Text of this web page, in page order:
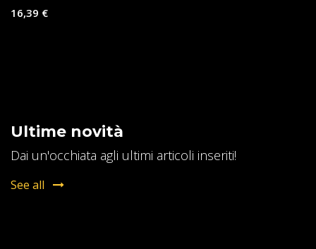
16,39 €
Ultime novità
Dai un'occhiata agli ultimi articoli inseriti!
See all